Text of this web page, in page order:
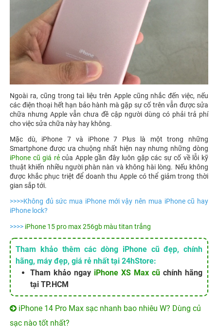
Ngoài ra, cũng trong taì liệu trên Apple cũng nhắc đến việc, nếu
các điện thoại hết hạn bảo hành mà gặp sự cố trên vẫn được sửa
chữa nhưng Apple vẫn chưa đề cập người dùng có phải trả phí
cho việc sửa chữa này hay không.
Mặc dù, iPhone 7 và iPhone 7 Plus là một trong những
Smartphone được ưa chuộng nhất hiện nay nhưng những dòng
iPhone cũ giá rẻcủa Apple gần đây luôn gặp các sự cố về lỗi kỹ
thuật khiến nhiều người phàn nàn và không hài lòng. Nếu không
được khắc phục triệt để doanh thu Apple có thể giảm trong thời
gian sắp tới.
>>>>Không đủ sức mua iPhone mới vậy nên mua iPhone cũ hay
iPhone lock?
>>>> iPhone 15 pro max 256gb màu titan trắng
Tham khảo thêm các dòng iPhone cũ đẹp, chính
hãng, máy đẹp, giá rẻ nhất tại 24hStore:
Tham khảo ngay iPhone XS Max cũ chính hãng
tại TP.HCM
iPhone 14 Pro Max sạc nhanh bao nhiêu W? Dùng củ
sạc nào tốt nhất?